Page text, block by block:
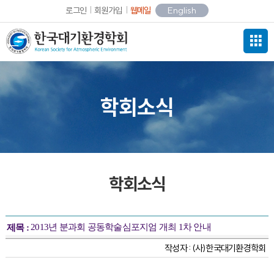
로그인 회원가입 웹메일 English
학회소식
학회소식
제목 :2013년 분과회 공동학술심포지엄 개최 1차 안내
작성자 : (사)한국대기환경학회